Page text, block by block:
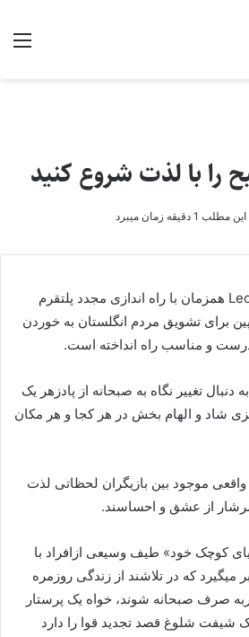
را با لذت شروع کنید
1 دقیقه زمان میبرد
همزمان با راه اندازی مجدد پلتقرم
برای تشویق مردم انگلستان به خوردن
و مناسب راه انداخته است.
دنبال تغییر نگاه به صبحانه از پادزهر یک
شاد و الهام بخش در هر کجا و هر مکان
واقعی موجود بین بازیگران لحظاتی لذت
از عشق و احساسند.
کوچک خود» طیف وسیعی ازافراد با
می­گیرد که در تلاشند از زندگی روزمره
صرف صبحانه شوند، خواه یک پرستار
شیفت شلوغ قصد تجدید قوا را دارد